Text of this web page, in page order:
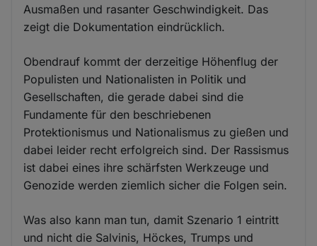
Ausmaßen und rasanter Geschwindigkeit. Das
zeigt die Dokumentation eindrücklich.
Obendrauf kommt der derzeitige Höhenflug der
Populisten und Nationalisten in Politik und
Gesellschaften, die gerade dabei sind die
Fundamente für den beschriebenen
Protektionismus und Nationalismus zu gießen und
dabei leider recht erfolgreich sind. Der Rassismus
ist dabei eines ihre schärfsten Werkzeuge und
Genozide werden ziemlich sicher die Folgen sein.
Was also kann man tun, damit Szenario 1 eintritt
und nicht die Salvinis, Höckes, Trumps und